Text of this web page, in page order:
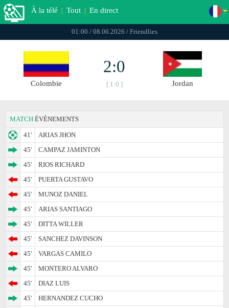
À la télé | Tout | En direct
01:00 / 08.06.2026 / Friendlies
Colombie
2:0
[ 1:0 ] Jordan
MATCH ÉVÈNEMENTS
41'
ARIAS JHON
45'
CAMPAZ JAMINTON
45'
RIOS RICHARD
45'
PUERTA GUSTAVO
45'
MUNOZ DANIEL
45'
ARIAS SANTIAGO
45'
DITTA WILLER
45'
SANCHEZ DAVINSON
45'
VARGAS CAMILO
45'
MONTERO ALVARO
45'
DIAZ LUIS
45'
HERNANDEZ CUCHO